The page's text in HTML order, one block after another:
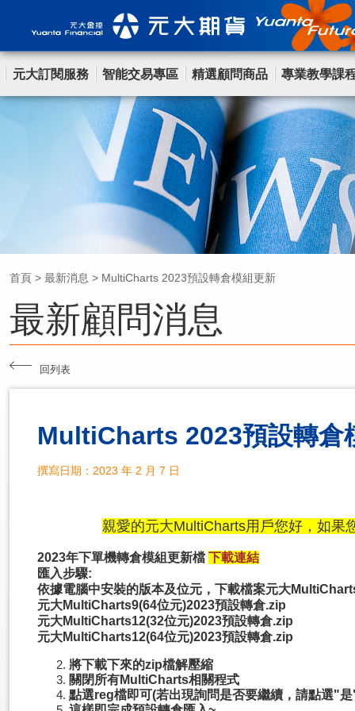
元大訂閱服務 智能交易專區 精選顧問商品 專業教學課
首頁 > 最新消息 > MultiCharts 2023預設轉倉模組更新
最新顧問消息
回列表
MultiCharts 2023預設轉倉
撰寫日期：2023 年 2 月 7 日
親愛的元大MultiCharts用戶您好，如果
2023年下單機轉倉模組更新檔 下載連結
匯入步驟:
依據電腦中安裝的版本及位元，下載檔案元大
元大MultiCharts9(64位元)2023預設轉倉.zip
元大MultiCharts12(32位元)2023預設轉倉.zip
元大MultiCharts12(64位元)2023預設轉倉.zip
將下載下來的zip檔解壓縮
關閉所有MultiCharts相關程式
點選reg檔即可(若出現詢問是否要繼續，請點選"